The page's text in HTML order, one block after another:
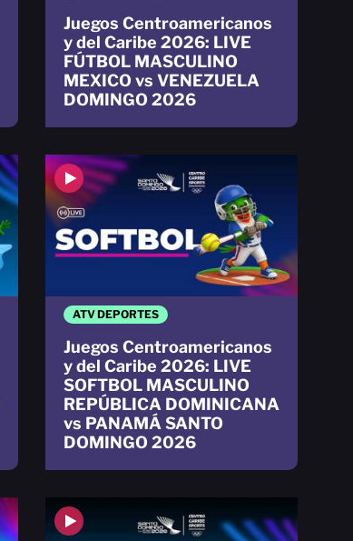
Juegos Centroamericanos
y del Caribe 2026: LIVE
FÚTBOL MASCULINO
MEXICO vs VENEZUELA
DOMINGO 2026
ATV DEPORTES
Juegos Centroamericanos
y del Caribe 2026: LIVE
SOFTBOL MASCULINO
REPÚBLICA DOMINICANA
vs PANAMÁ SANTO
DOMINGO 2026